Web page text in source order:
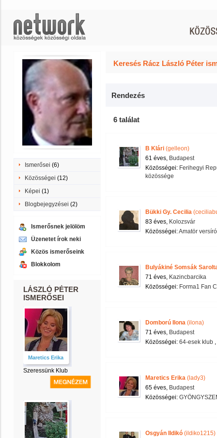
Ismerősei (6)
Közösségei (12)
Képei (1)
Blogbejegyzései (2)
Ismerősnek jelölöm
Üzenetet írok neki
Közös ismerőseink
Blokkolom
LÁSZLÓ PÉTER
ISMERŐSEI
Maretics Erika
Szeressünk Klub
Keresés Rácz László Péter
Rendezés
6 találat
B Klári (gelleon)
61 éves, Budapest
Közösségei: Ferihegyi
közössége
Bükki Gy. Cecilia
83 éves, Kolozsvár
Közösségei:Amatör
Bulyákiné Somsák
71 éves, Kazincbarcika
Közösségei: Forma1 Fan
Domború Ilona (ilona)
71 éves, Budapest
Közösségei: 64-esek klub ,
Maretics Erika (lady3)
65 éves, Budapest
Közösségei:
Osgyán Ildikó (ildiko1215)